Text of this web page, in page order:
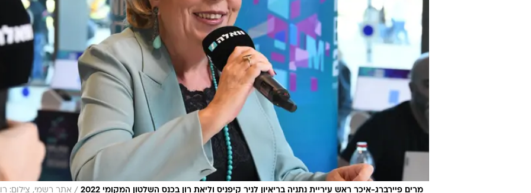
מרים פיירברג-איכר ראש עיריית נתניה בריאיון לניר קיפניס וליאת רון בכנס השלטון המקומי 2022 / אתר רשמי, צילום: